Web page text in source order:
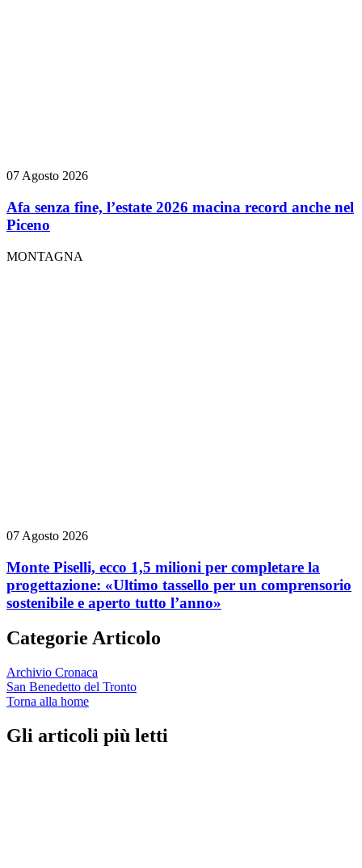
07 Agosto 2026
Afa senza fine, l’estate 2026 macina record anche nel
Piceno
MONTAGNA
07 Agosto 2026
Monte Piselli, ecco 1,5 milioni per completare la
progettazione: «Ultimo tassello per un comprensorio
sostenibile e aperto tutto l’anno»
Categorie Articolo
Archivio Cronaca
San Benedetto del Tronto
Torna alla home
Gli articoli più letti